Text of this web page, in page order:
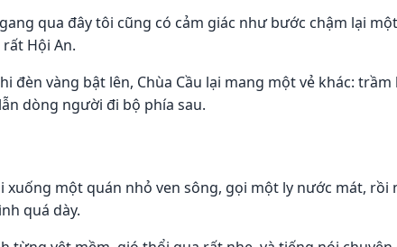
qua đây tôi cũng có cảm giác như bước chậm lại
Hội An.
vàng bật lên, Chùa Cầu lại mang một vẻ khác: trầm
dòng người đi bộ phía sau.
xuống một quán nhỏ ven sông, gọi một ly nước mát, rồi
quá dày.